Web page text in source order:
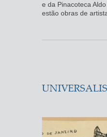
e da Pinacoteca
estão obras de